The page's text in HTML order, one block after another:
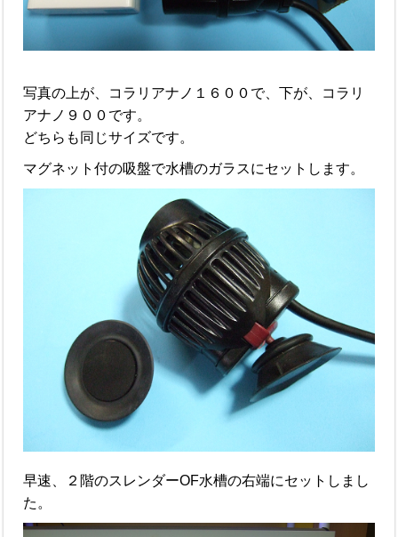
写真の上が、コラリアナノ１６００で、下が、コラリ
アナノ９００です。
どちらも同じサイズです。
マグネット付の吸盤で水槽のガラスにセットします。
早速、２階のスレンダーOF水槽の右端にセットしまし
た。